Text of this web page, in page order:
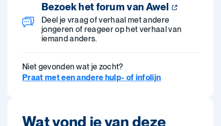
Bezoek het forum van Awel
Deel je vraag of verhaal met andere
jongeren of reageer op het verhaal van
iemand anders.
Niet gevonden wat je zocht?
Praat met een andere hulp- of infolijn
Wat vond je van deze